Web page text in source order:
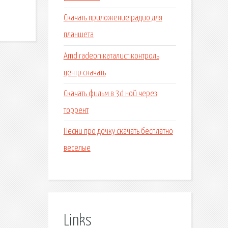
Скачать приложение радио для
планшета
Amd radeon каталист контроль
центр скачать
Скачать фильм в 3d ной через
торрент
Песни про дочку скачать бесплатно
веселые
Links